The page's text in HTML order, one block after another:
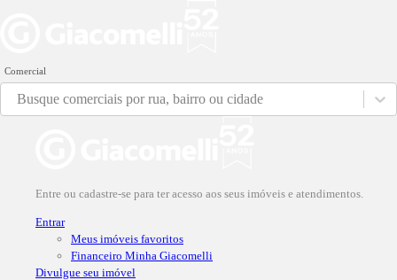
Comercial
Busque comerciais por rua, bairro ou cidade
Entre ou cadastre-se para ter acesso aos seus imóveis e atendimentos.
Entrar
Meus imóveis favoritos
Financeiro Minha Giacomelli
Divulgue seu imóvel